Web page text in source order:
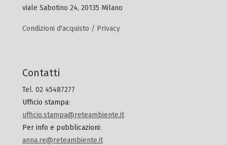
viale Sabotino 24, 20135 Milano
Condizioni d'acquisto / Privacy
Contatti
Tel. 02 45487277
Ufficio stampa:
ufficio.stampa@reteambiente.it
Per info e pubblicazioni:
anna.re@reteambiente.it